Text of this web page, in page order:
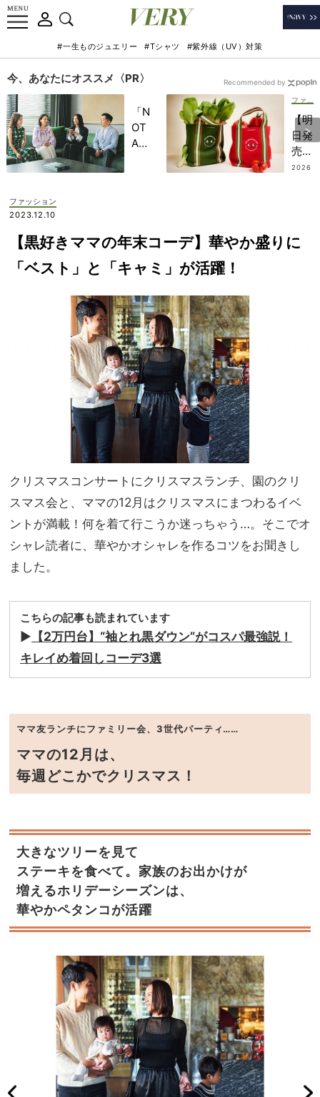
#一生ものジュエリー #Tシャツ #紫外線（UV）対策
今、あなたにオススメ〈PR〉
「N
OT
A
記憶
に一
生残
【極
上の
家族
旅】
を
【明
日発
売】
アニ
チの
2026
Recommended by
ファッション
2023.12.10
【黒好きママの年末コーデ】華やか盛りに
「ベスト」と「キャミ」が活躍！
クリスマスコンサートにクリスマスランチ、園のクリ
スマス会と、ママの12月はクリスマスにまつわるイベ
ントが満載！何を着て行こうか迷っちゃう…。そこでオ
シャレ読者に、華やかオシャレを作るコツをお聞きし
ました。
こちらの記事も読まれています
▶ 【2万円台】“袖とれ黒ダウン”がコスパ最強説！
キレイめ着回しコーデ3選
ママ友ランチにファミリー会、3世代パーティ……
ママの12月は、
毎週どこかでクリスマス！
大きなツリーを見て
ステーキを食べて。家族のお出かけが
増えるホリデーシーズンは、
華やかペタンコが活躍